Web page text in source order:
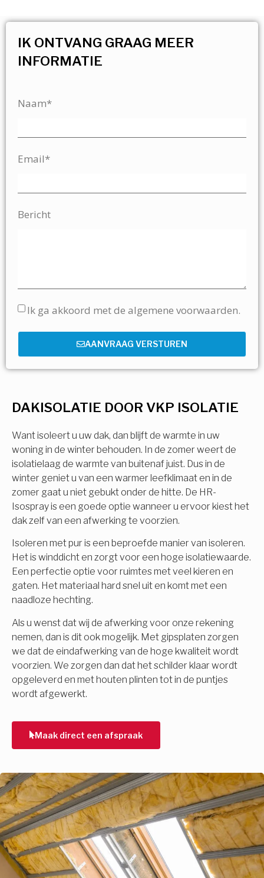
DAKISOLATIE DOOR VKP ISOLATIE
Want isoleert u uw dak, dan blijft de warmte in uw
woning in de winter behouden. In de zomer weert de
isolatielaag de warmte van buitenaf juist. Dus in de
winter geniet u van een warmer leefklimaat en in de
zomer gaat u niet gebukt onder de hitte. De HR-
Isospray is een goede optie wanneer u ervoor kiest het
dak zelf van een afwerking te voorzien.
Isoleren met pur is een beproefde manier van isoleren.
Het is winddicht en zorgt voor een hoge isolatiewaarde.
Een perfectie optie voor ruimtes met veel kieren en
gaten. Het materiaal hard snel uit en komt met een
naadloze hechting.
Als u wenst dat wij de afwerking voor onze rekening
nemen, dan is dit ook mogelijk. Met gipsplaten zorgen
we dat de eindafwerking van de hoge kwaliteit wordt
voorzien. We zorgen dan dat het schilder klaar wordt
opgeleverd en met houten plinten tot in de puntjes
wordt afgewerkt.
Maak direct een afspraak
IK ONTVANG GRAAG MEER
INFORMATIE
Naam*
Email*
Bericht
Ik ga akkoord met de algemene voorwaarden.
AANVRAAG VERSTUREN